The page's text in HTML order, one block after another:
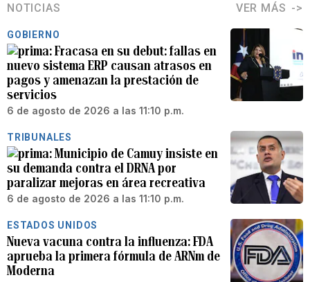
NOTICIAS VER MÁS
GOBIERNO
Fracasa en su debut: fallas en
nuevo sistema ERP causan atrasos en
pagos y amenazan la prestación de
servicios
6 de agosto de 2026 a las 11:10 p.m.
TRIBUNALES
Municipio de Camuy insiste en
su demanda contra el DRNA por
paralizar mejoras en área recreativa
6 de agosto de 2026 a las 11:10 p.m.
ESTADOS UNIDOS
Nueva vacuna contra la influenza: FDA
aprueba la primera fórmula de ARNm de
Moderna